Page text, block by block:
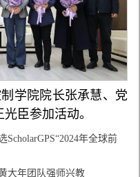
学院院长张承慧、党
臣参加活动。
年全球前
大年团队强师兴教